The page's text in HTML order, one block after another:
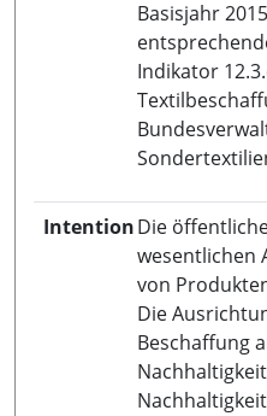
Basisjahr
Indikator
IntentionDie
wesentlichen
von
Die
Beschaffung